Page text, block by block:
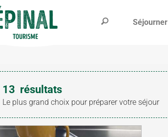
Séjourner
13 résultats
Le plus grand choix pour préparer votre séjour